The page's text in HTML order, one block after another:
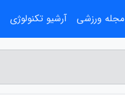
مجله ورزشی آرشیو تکنولوژی